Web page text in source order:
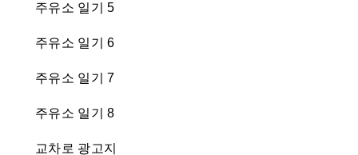
주유소 일기 5
주유소 일기 6
주유소 일기 7
주유소 일기 8
교차로 광고지